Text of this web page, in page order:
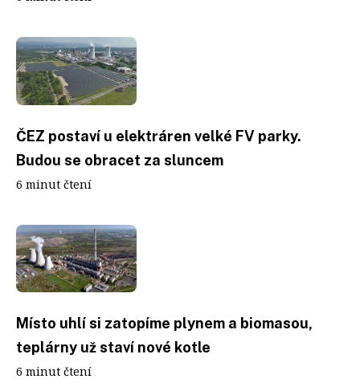
ČEZ postaví u elektráren velké FV parky.
Budou se obracet za sluncem
6 minut čtení
Místo uhlí si zatopíme plynem a biomasou,
teplárny už staví nové kotle
6 minut čtení